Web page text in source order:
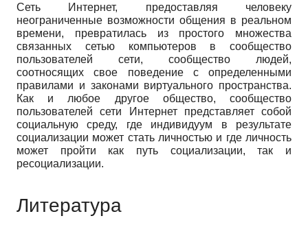
Сеть Интернет, предоставляя человеку
неограниченные возможности общения в ре­альном
времени, превратилась из простого множества
связанных сетью компьютеров в сообщество
пользователей сети, сообщество людей,
соотносящих свое поведение с определенными
правилами и законами виртуального пространства.
Как и любое другое общество, сообщество
пользователей сети Интернет представляет собой
социальную среду, где индивидуум в результате
социализации может стать личностью и где личность
может пройти как путь социализации, так и
ресоциализации.
Литература